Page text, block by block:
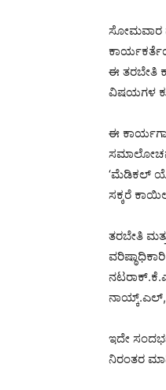
ಸೋಮವಾರ
ಈ ತರಬೇತಿ
ವಿಷಯಗಳ
ಈ
ಸಮಾಲೋಚನೆ
‘ಮೆಡಿಕಲ್
ಸಕ್ಕರೆ
ತರಬೇತಿ
ನಾಯ್ಕ್.ಎಲ್,
ಇದೇ
ನಿರಂತರ